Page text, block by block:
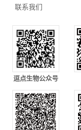
联系我们
逗点生物公众号